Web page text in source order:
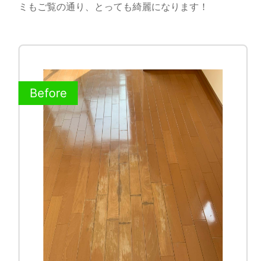
ミもご覧の通り、とっても綺麗になります！
Before